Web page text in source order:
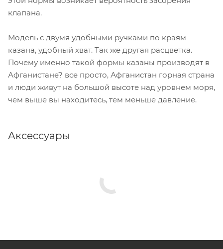
клапана.
Модель с двумя удобными ручками по краям
казана, удобный хват. Так же другая расцветка.
Почему именно такой формы казаны производят в
Афганистане? все просто, Афганистан горная страна
и люди живут на большой высоте над уровнем моря,
чем выше вы находитесь, тем меньше давление.
Аксессуары